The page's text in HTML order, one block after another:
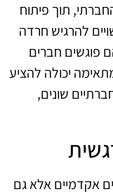
תוך פיתוח
להרגיש חרדה
פוגשים חברים
יכולה להציע
שונים,
אקדמיים אלא גם